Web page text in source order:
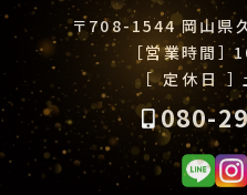
〒708-1544 岡山県
［営業時間］
［ 定休日 ］
080-